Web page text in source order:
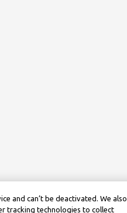
and can’t be deactivated. We also
tracking technologies to collect